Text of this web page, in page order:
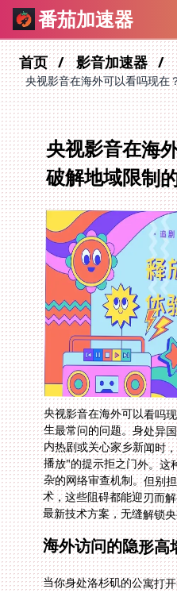
番茄加速器
首页 影音加速器
央视影音在海外可以看吗现在
央视影音在海
破解地域限制
央视影音在海外可以看吗
生最常问的问题。身处异
内热剧或关心家乡新闻时
播放"的提示拒之门外。
杂的网络审查机制。但别
术，这些阻碍都能迎刃而
最新技术方案，无缝解锁
海外访问的隐形高
当你身处洛杉矶的公寓打
咖啡馆点开腾讯视频，加
成为日常。这是由于中国
平台基于IP地址的严格地
度包检测时往往束手无策
最近新加坡留学生小陈的
《人世间》最新集，缓冲